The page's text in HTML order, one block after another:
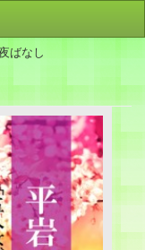
検索
ばなし